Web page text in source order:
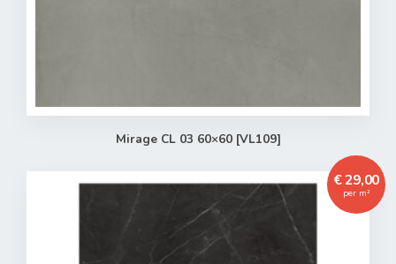
Mirage CL 03 60×60 [VL109]
€ 29,00
per m²
Het product is toegevoegd aan uw winkelwagen.
Verder winkelen Naar winkelwagen